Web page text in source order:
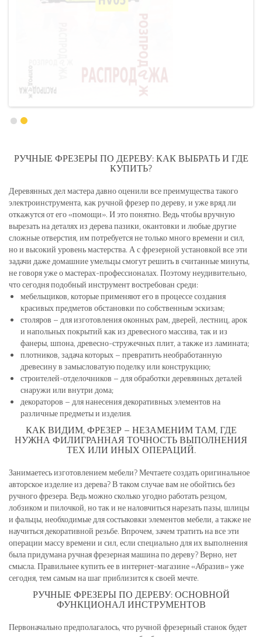
РУЧНЫЕ ФРЕЗЕРЫ ПО ДЕРЕВУ: КАК ВЫБРАТЬ И ГДЕ
КУПИТЬ?
Деревянных дел мастера давно оценили все преимущества такого
электроинструмента, как ручной фрезер по дереву, и уже вряд ли
откажутся от его «помощи». И это понятно. Ведь чтобы вручную
вырезать на деталях из дерева пазики, окантовки и любые другие
сложные отверстия, им потребуется не только много времени и сил,
но и высокий уровень мастерства. А с фрезерной установкой все эти
задачи даже домашние умельцы смогут решить в считанные минуты,
не говоря уже о мастерах-профессионалах. Поэтому неудивительно,
что сегодня подобный инструмент востребован среди:
мебельщиков, которые применяют его в процессе создания
красивых предметов обстановки по собственным эскизам;
столяров – для изготовления оконных рам, дверей, лестниц, арок
и напольных покрытий как из древесного массива, так и из
фанеры, шпона, древесно-стружечных плит, а также из ламината;
плотников, задача которых – превратить необработанную
древесину в замысловатую поделку или конструкцию;
строителей-отделочников – для обработки деревянных деталей
снаружи или внутри дома;
декораторов – для нанесения декоративных элементов на
различные предметы и изделия.
КАК ВИДИМ, ФРЕЗЕР – НЕЗАМЕНИМ ТАМ, ГДЕ
НУЖНА ФИЛИГРАННАЯ ТОЧНОСТЬ ВЫПОЛНЕНИЯ
ТЕХ ИЛИ ИНЫХ ОПЕРАЦИЙ.
Занимаетесь изготовлением мебели? Мечтаете создать оригинальное
авторское изделие из дерева? В таком случае вам не обойтись без
ручного фрезера. Ведь можно сколько угодно работать резцом,
лобзиком и пилочкой, но так и не наловчиться нарезать пазы, шлицы
и фальцы, необходимые для состыковки элементов мебели, а также не
научиться декоративной резьбе. Впрочем, зачем тратить на все эти
операции массу времени и сил, если специально для их выполнения
была придумана ручная фрезерная машина по дереву? Верно, нет
смысла. Правильнее купить ее в интернет-магазине «Абразив» уже
сегодня, тем самым на шаг приблизится к своей мечте.
РУЧНЫЕ ФРЕЗЕРЫ ПО ДЕРЕВУ: ОСНОВНОЙ
ФУНКЦИОНАЛ ИНСТРУМЕНТОВ
Первоначально предполагалось, что ручной фрезерный станок будет